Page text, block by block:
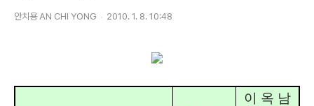
안치용 AN CHI YONG 2010. 1. 8. 10:48
이 옥 남